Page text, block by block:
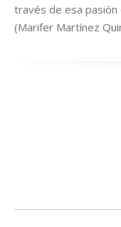
través de esa pasión
(Marifer Martínez